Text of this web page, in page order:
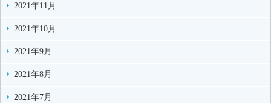
2021年11月
2021年10月
2021年9月
2021年8月
2021年7月